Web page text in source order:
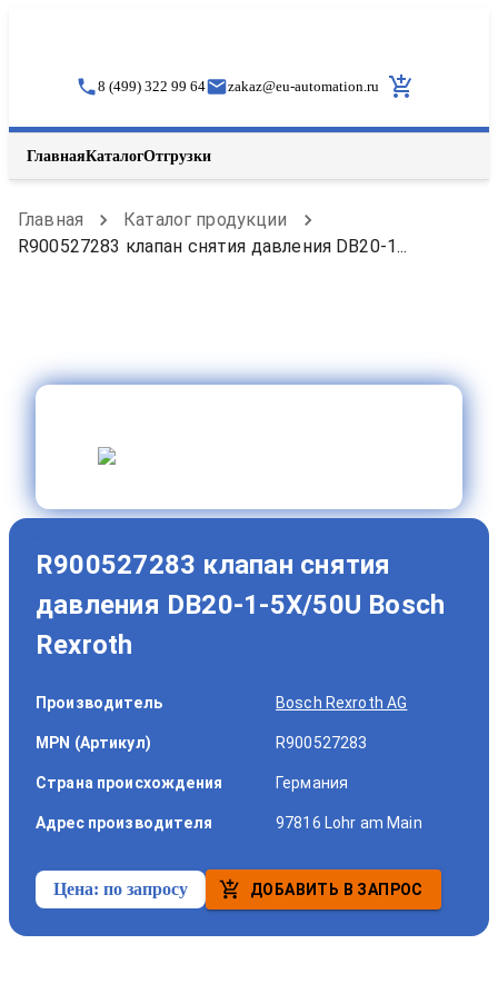
8 (499) 322 99 64 zakaz@eu-automation.ru
ГлавнаяКаталогОтгрузки
Главная
Каталог продукции
R900527283 клапан снятия давления DB20-1...
R900527283 клапан снятия
давления DB20-1-5X/50U Bosch
Rexroth
Производитель Bosch Rexroth AG
MPN (Артикул) R900527283
Страна происхождения Германия
Адрес производителя 97816 Lohr am Main
Цена: по запросу ДОБАВИТЬ В ЗАПРОС